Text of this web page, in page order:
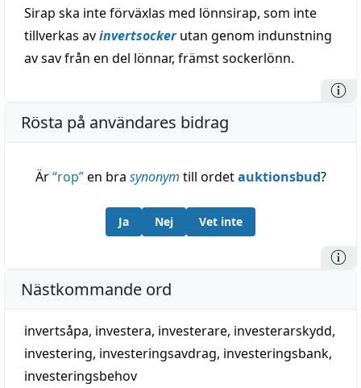
Sirap ska inte förväxlas med lönnsirap, som inte
tillverkas avinvertsockerutan genom indunstning
av sav från en del lönnar, främst sockerlönn.
Rösta på användares bidrag
Är“rop”en bra synonym till ordetauktionsbud?
Ja Nej Vet inte
Nästkommande ord
invertsåpa, investera, investerare, investerarskydd,
investering, investeringsavdrag, investeringsbank,
investeringsbehov